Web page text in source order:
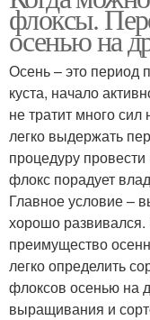
флоксы.
осенью на
Осень – это период
куста, начало
не тратит много
легко выдержать
процедуру
флокс порадует
Главное условие –
хорошо
преимущество
легко определить
флоксов осенью на
выращивания и